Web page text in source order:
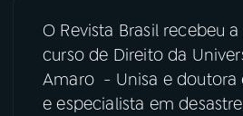
04PROGRAMAS
PODCASTS
O Revista Brasil recebeu
curso de Direito da
Amaro - Unisa e doutora
e especialista em